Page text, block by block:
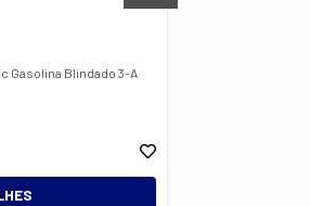
Gasolina Blindado 3-A